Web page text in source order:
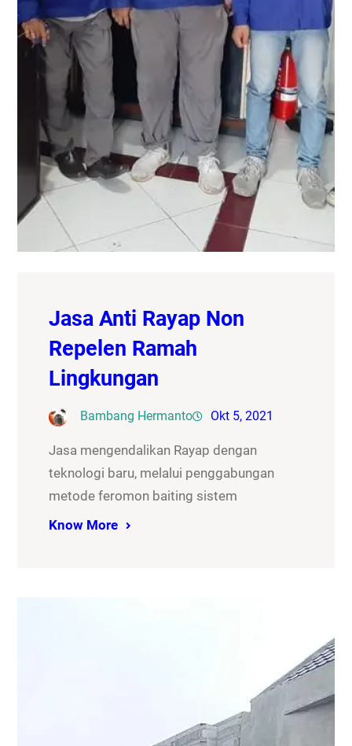
Jasa Anti Rayap Non
Repelen Ramah
Lingkungan
Bambang Hermanto Okt 5, 2021
Jasa mengendalikan Rayap dengan
teknologi baru, melalui penggabungan
metode feromon baiting sistem
Know More